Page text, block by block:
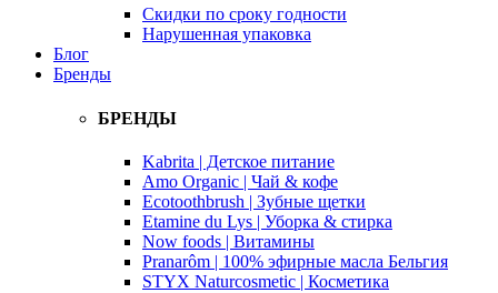
Скидки по сроку годности
Нарушенная упаковка
Блог
Бренды
БРЕНДЫ
Kabrita | Детское питание
Amo Organic | Чай & кофе
Ecotoothbrush | Зубные щетки
Etamine du Lys | Уборка & стирка
Now foods | Витамины
Pranarôm | 100% эфирные масла Бельгия
STYX Naturcosmetic | Косметика